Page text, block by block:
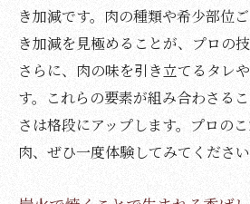
き加減です。肉の種類や希少部位
き加減を見極めることが、プロの
さらに、肉の味を引き立てるタレ
す。これらの要素が組み合わさる
さは格段にアップします。プロの
肉、ぜひ一度体験してみてください